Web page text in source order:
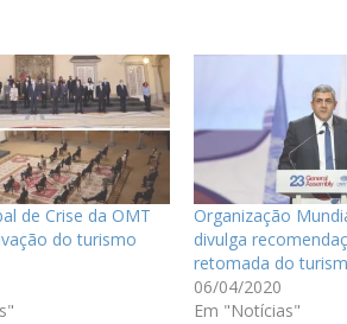
de Crise da OMT
do turismo
Organização
divulga
retomada do
06/04/2020
Em "Notícias"